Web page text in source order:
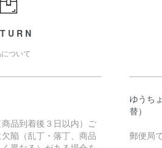
ついて
品到着後３日以内）ご
陥（乱丁・落丁、商品
ゆうち
替）
郵便局